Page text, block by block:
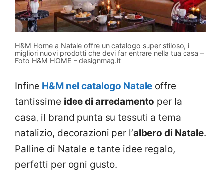
H&M Home a Natale offre un catalogo super stiloso, i
migliori nuovi prodotti che devi far entrare nella tua casa –
Foto H&M HOME – designmag.it
Infine H&M nel catalogo Natale offre
tantissime idee di arredamento per la
casa, il brand punta su tessuti a tema
natalizio, decorazioni per l’albero di Natale.
Palline di Natale e tante idee regalo,
perfetti per ogni gusto.